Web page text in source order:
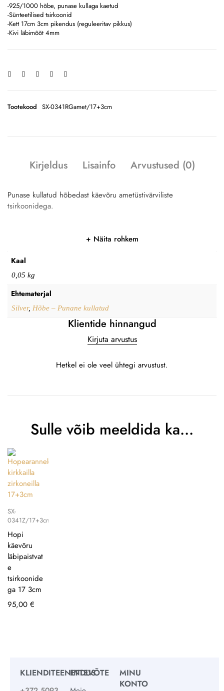
-925/1000 hõbe, punase kullaga kaetud
-Sünteetilised tsirkoonid
-Kett 17cm 3cm pikendus (reguleeritav pikkus)
-Kivi läbimõõt 4mm
Tootekood SX-0341RGamet/17+3cm
Kirjeldus Lisainfo Arvustused (0)
Punase kullatud hõbedast käevõru ametüstivärviliste
tsirkoonidega.
Näita rohkem
Kaal
0,05 kg
Ehtematerjal
Silver, Hõbe – Punane kullatud
Klientide hinnangud
Kirjuta arvustus
Hetkel ei ole veel ühtegi arvustust.
Sulle võib meeldida ka…
SX-
0341Z/17+3cm
Hopi
käevõru
läbipaistvat
e
tsirkoonide
ga 17 3cm
95,00 €
KLIENDITEENINDUS
ETTEVÕTE
MINU
KONTO